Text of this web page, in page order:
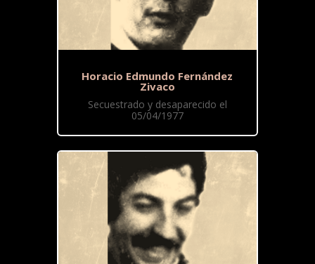
Horacio Edmundo Fernández
Zivaco
Secuestrado y desaparecido el
05/04/1977